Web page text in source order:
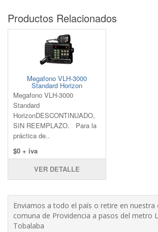
Productos Relacionados
Megafono VLH-3000
Standard Horizon
Megafono VLH-3000
Standard
HorizonDESCONTINUADO,
SIN REEMPLAZO. Para la
práctica de..
$0 + iva
VER DETALLE
Enviamos a todo el país o retire en nuestra
comuna de Providencia a pasos del metro
Tobalaba